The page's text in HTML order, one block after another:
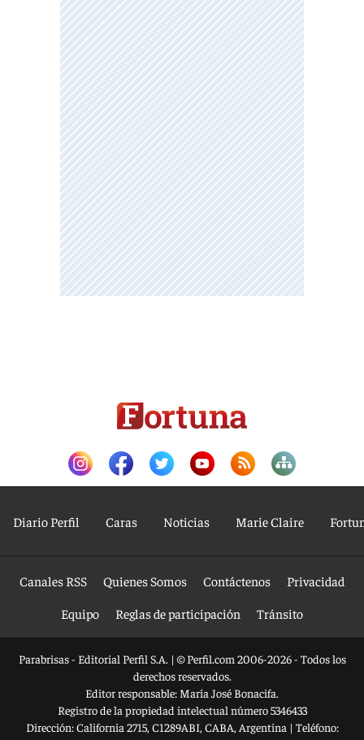
Diario Perfil Caras Noticias Marie Claire
Canales RSS Quienes Somos Contáctenos
Privacidad
Equipo
Reglas de participación Tránsito
Parabrisas - Editorial Perfil S.A. | © Perfil.com 2006-2026 - Todos los
derechos reservados.
Editor responsable: María José Bonacifa.
Registro de la propiedad intelectual número 5346433
Dirección:California 2715, C1289ABI, CABA, Argentina | Teléfono: